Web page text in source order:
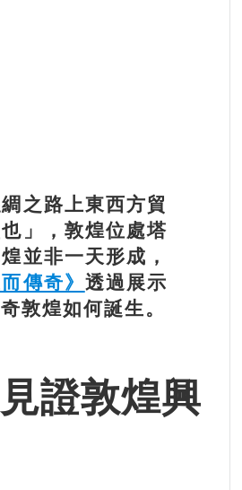
之路上東西方貿
」，敦煌位處塔
並非一天形成，
傳奇》 透過展示
敦煌如何誕生。
證敦煌興